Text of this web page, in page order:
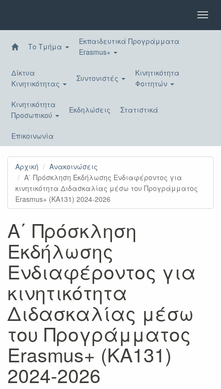
περιεχόμενο
Το Τμήμα
Εκπαιδευτικά Προγράμματα
Erasmus+
Δίκτυα
Κινητικότητας
Συντονιστές
Κινητικότητα
Φοιτητών
Κινητικότητα
Προσωπικού
Εκδηλώσεις Στατιστικά
Επικοινωνία
Αρχική
Ανακοινώσεις
A΄ Πρόσκληση Εκδήλωσης Ενδιαφέροντος για
κινητικότητα Διδασκαλίας μέσω του Προγράμματος
Erasmus+ (KA131) 2024-2026
A΄ Πρόσκληση
Εκδήλωσης
Ενδιαφέροντος για
κινητικότητα
Διδασκαλίας μέσω
του Προγράμματος
Erasmus+ (KA131)
2024-2026